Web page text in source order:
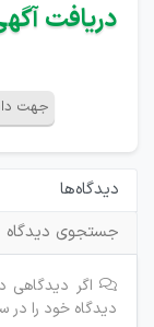
دریافت
جهت
دیدگاه‌ها
جستجوی دیدگاه
اگر دیدگاهی
دیدگاه خود را در